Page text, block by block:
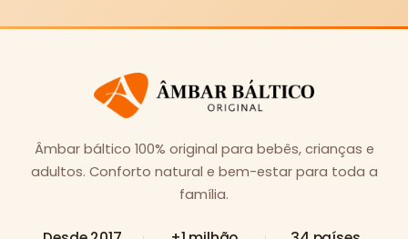
Âmbar báltico 100% original para bebês, crianças e
adultos. Conforto natural e bem-estar para toda a
família.